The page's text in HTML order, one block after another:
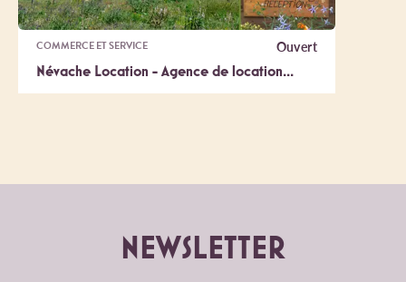
COMMERCE ET SERVICE
Ouvert
Névache Location - Agence de location...
NEWSLETTER